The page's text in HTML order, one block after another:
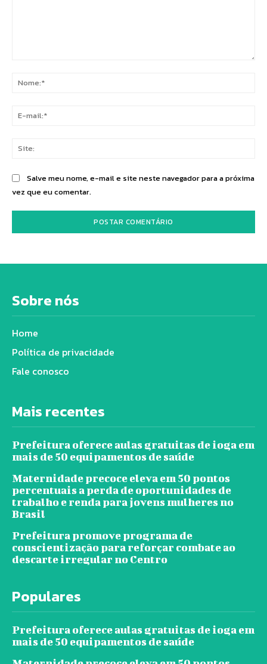
Salve meu nome, e-mail e site neste navegador para a próxima
vez que eu comentar.
Sobre nós
Home
Política de privacidade
Fale conosco
Mais recentes
Prefeitura oferece aulas gratuitas de ioga em
mais de 50 equipamentos de saúde
Maternidade precoce eleva em 50 pontos
percentuais a perda de oportunidades de
trabalho e renda para jovens mulheres no
Brasil
Prefeitura promove programa de
conscientização para reforçar combate ao
descarte irregular no Centro
Populares
Prefeitura oferece aulas gratuitas de ioga em
mais de 50 equipamentos de saúde